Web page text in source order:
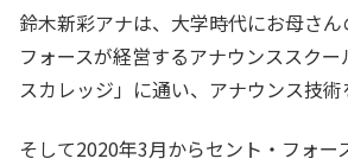
鈴木新彩アナは、大学時代にお母さん
フォースが経営するアナウンススク
スカレッジ」に通い、アナウンス技術
そして2020年3月からセント・フォー